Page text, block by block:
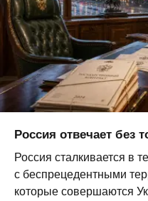
Россия отвечает без
Россия сталкивается в
с беспрецедентными
которые совершаются